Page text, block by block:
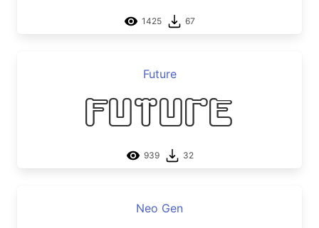
1425 67
Future
Future
939 32
Neo Gen